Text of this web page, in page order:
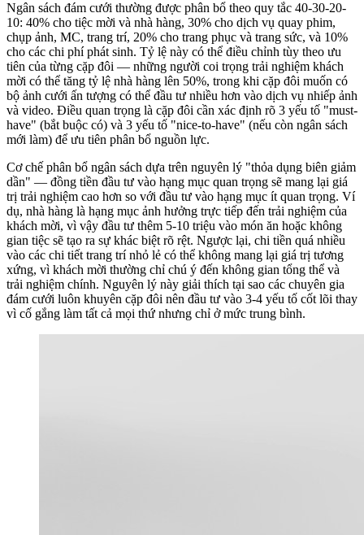
Ngân sách đám cưới thường được phân bổ theo quy tắc 40-30-20-
10: 40% cho tiệc mời và nhà hàng, 30% cho dịch vụ quay phim,
chụp ảnh, MC, trang trí, 20% cho trang phục và trang sức, và 10%
cho các chi phí phát sinh. Tỷ lệ này có thể điều chỉnh tùy theo ưu
tiên của từng cặp đôi — những người coi trọng trải nghiệm khách
mời có thể tăng tỷ lệ nhà hàng lên 50%, trong khi cặp đôi muốn có
bộ ảnh cưới ấn tượng có thể đầu tư nhiều hơn vào dịch vụ nhiếp ảnh
và video. Điều quan trọng là cặp đôi cần xác định rõ 3 yếu tố "must-
have" (bắt buộc có) và 3 yếu tố "nice-to-have" (nếu còn ngân sách
mới làm) để ưu tiên phân bổ nguồn lực.
Cơ chế phân bổ ngân sách dựa trên nguyên lý "thỏa dụng biên giảm
dần" — đồng tiền đầu tư vào hạng mục quan trọng sẽ mang lại giá
trị trải nghiệm cao hơn so với đầu tư vào hạng mục ít quan trọng. Ví
dụ, nhà hàng là hạng mục ảnh hưởng trực tiếp đến trải nghiệm của
khách mời, vì vậy đầu tư thêm 5-10 triệu vào món ăn hoặc không
gian tiệc sẽ tạo ra sự khác biệt rõ rệt. Ngược lại, chi tiền quá nhiều
vào các chi tiết trang trí nhỏ lẻ có thể không mang lại giá trị tương
xứng, vì khách mời thường chỉ chú ý đến không gian tổng thể và
trải nghiệm chính. Nguyên lý này giải thích tại sao các chuyên gia
đám cưới luôn khuyên cặp đôi nên đầu tư vào 3-4 yếu tố cốt lõi thay
vì cố gắng làm tất cả mọi thứ nhưng chỉ ở mức trung bình.